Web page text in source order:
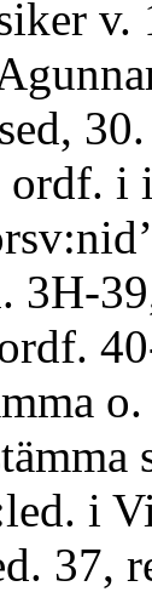
v.
ordf. i
3H-
i
37,